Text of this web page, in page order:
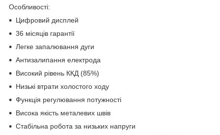
Особливості:
Цифровий дисплей
36 місяців гарантії
Легке запалювання дуги
Антизалипання електрода
Високий рівень ККД (85%)
Низькі втрати холостого ходу
Функція регулювання потужності
Висока якість металевих швів
Стабільна робота за низьких напруги